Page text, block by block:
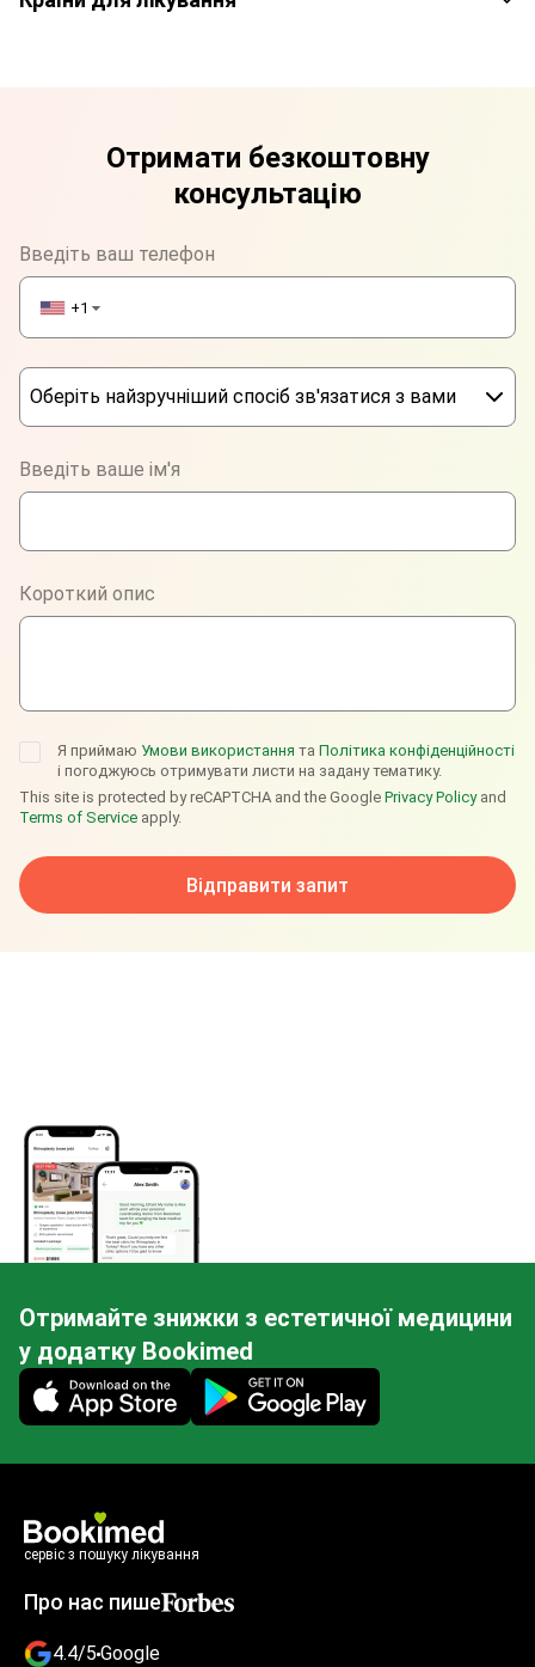
Отримати безкоштовну
консультацію
Введіть ваш телефон
+1 ▼
Оберіть найзручніший спосіб зв'язатися з вами
WhatsApp
Viber
Telegram
Введіть ваше ім'я
Короткий опис
Я приймаю Умови використання та Політика конфіденційності
і погоджуюсь отримувати листи на задану тематику.
This site is protected by reCAPTCHA and the Google Privacy Policyand
Terms of Service apply.
Відправити запит
Отримайте знижки з естетичної медицини
у додатку Bookimed
Mobile app illustration
сервіс з пошуку лікування
Про нас пише
4.4/5 Google